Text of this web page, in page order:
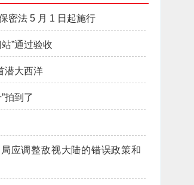
密法 5 月 1 日起施行
”通过验收
潜大西洋
拍到了
应调整敌视大陆的错误政策和